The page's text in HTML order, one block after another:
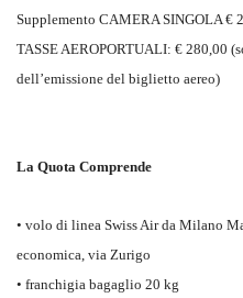
Supplemento CAMERA SINGOLA €
TASSE AEROPORTUALI: € 280,00
dell’emissione del biglietto aereo)
La Quota Comprende
• volo di linea Swiss Air da Milano
economica, via Zurigo
• franchigia bagaglio 20 kg